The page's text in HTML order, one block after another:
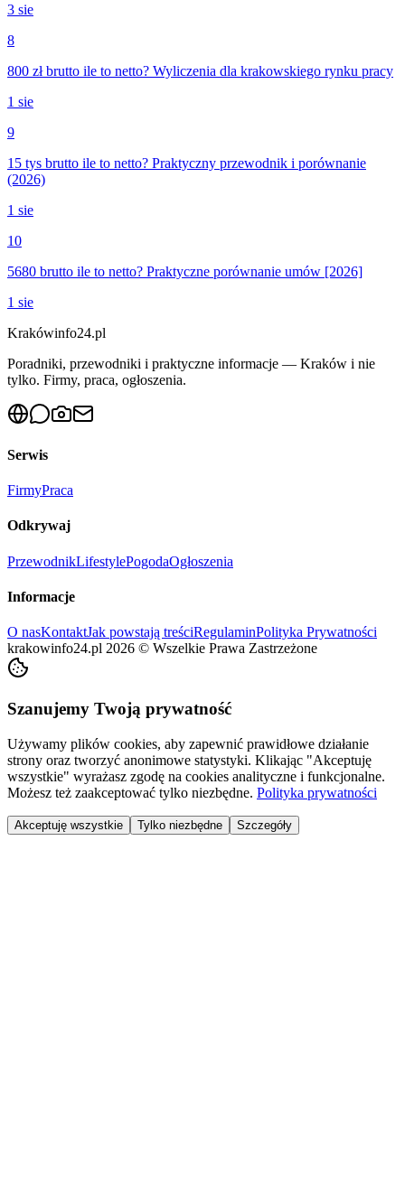
3 sie
8
800 zł brutto ile to netto? Wyliczenia dla krakowskiego rynku pracy
1 sie
9
15 tys brutto ile to netto? Praktyczny przewodnik i porównanie
(2026)
1 sie
10
5680 brutto ile to netto? Praktyczne porównanie umów [2026]
1 sie
Krakówinfo24.pl
Poradniki, przewodniki i praktyczne informacje — Kraków i nie
tylko. Firmy, praca, ogłoszenia.
Serwis
FirmyPraca
Odkrywaj
PrzewodnikLifestylePogodaOgłoszenia
Informacje
O nasKontaktJak powstają treściRegulaminPolityka Prywatności
krakowinfo24.pl 2026 © Wszelkie Prawa Zastrzeżone
Szanujemy Twoją prywatność
Używamy plików cookies, aby zapewnić prawidłowe działanie
strony oraz tworzyć anonimowe statystyki. Klikając "Akceptuję
wszystkie" wyrażasz zgodę na cookies analityczne i funkcjonalne.
Możesz też zaakceptować tylko niezbędne. Polityka prywatności
Akceptuję wszystkie Tylko niezbędne Szczegóły